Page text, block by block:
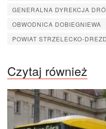
GENERALNA DYREKCJA
OBWODNICA DOBIEGNIEWA
POWIAT STRZELECKO-
Czytaj również